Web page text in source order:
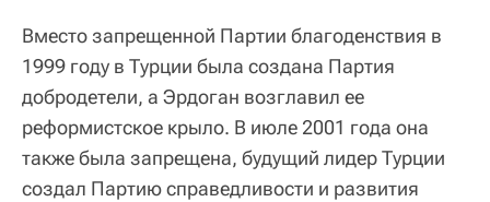
Вместо запрещенной Партии благоденствия в
1999 году в Турции была создана Партия
добродетели, а Эрдоган возглавил ее
реформистское крыло. В июле 2001 года она
также была запрещена, будущий лидер Турции
создал Партию справедливости и развития